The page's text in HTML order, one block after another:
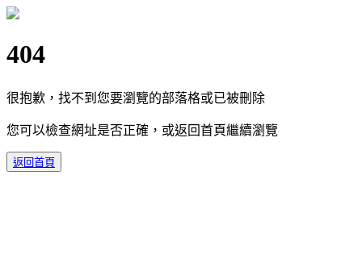
404
很抱歉，找不到您要瀏覽的部落格或已被刪除
您可以檢查網址是否正確，或返回首頁繼續瀏覽
返回首頁